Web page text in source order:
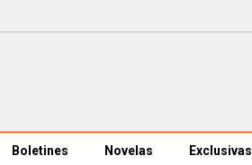
Boletines Novelas Exclusivas